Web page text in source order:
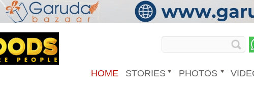
HOME STORIES PHOTOS